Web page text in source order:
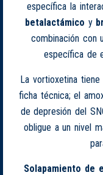
específica la
betalactámico y
combinación con
específica de
La vortioxetina
ficha técnica; el
de depresión del
obligue a un nivel
Solapamiento de